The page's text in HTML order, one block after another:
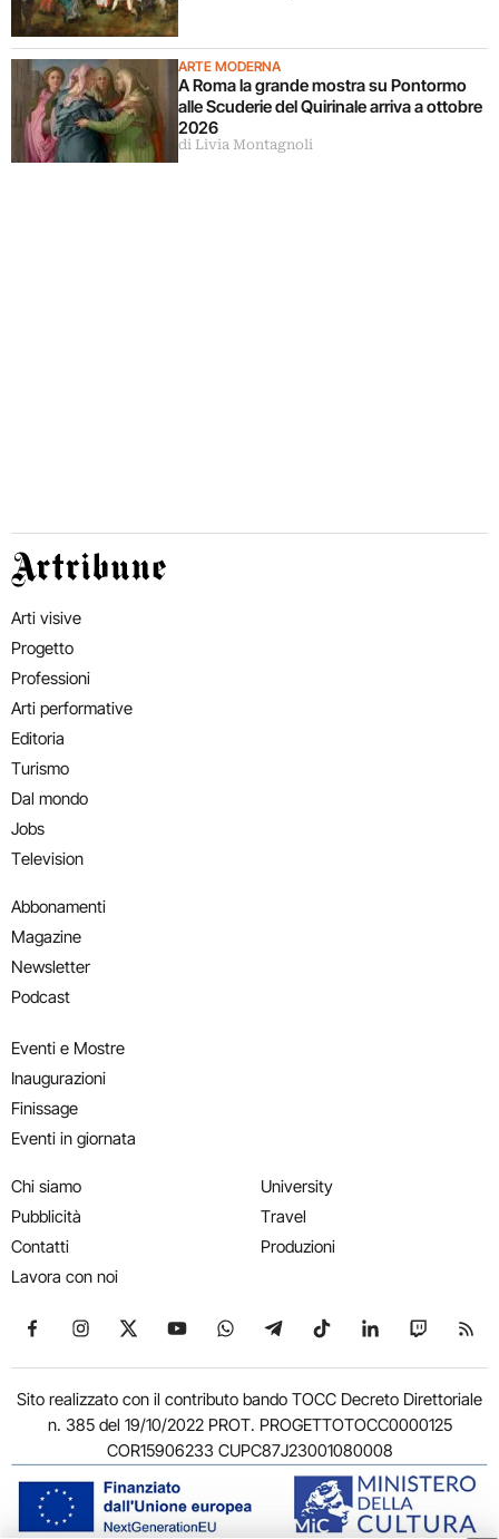
ARTE MODERNA
A Roma la grande mostra su Pontormo
alle Scuderie del Quirinale arriva a ottobre
2026
di Livia Montagnoli
Artribune
Arti visive
Progetto
Professioni
Arti performative
Editoria
Turismo
Dal mondo
Jobs
Television
Abbonamenti
Magazine
Newsletter
Podcast
Eventi e Mostre
Inaugurazioni
Finissage
Eventi in giornata
Chi siamo
Pubblicità
Contatti
Lavora con noi
University
Travel
Produzioni
Seguici su Facebook
Seguici su Instagram
Seguici su X
Seguici su YouTube
Seguici su WhatsApp
Seguici su Telegram
Seguici su TikTok
Seguici su
Seguici
Sito realizzato con il contributo bando TOCC Decreto Direttoriale
n. 385 del 19/10/2022 PROT. PROGETTOTOCC0000125
COR15906233 CUPC87J23001080008